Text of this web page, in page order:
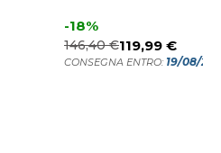
-18%
146,40 €119,99 €
CONSEGNA ENTRO: 19/08/